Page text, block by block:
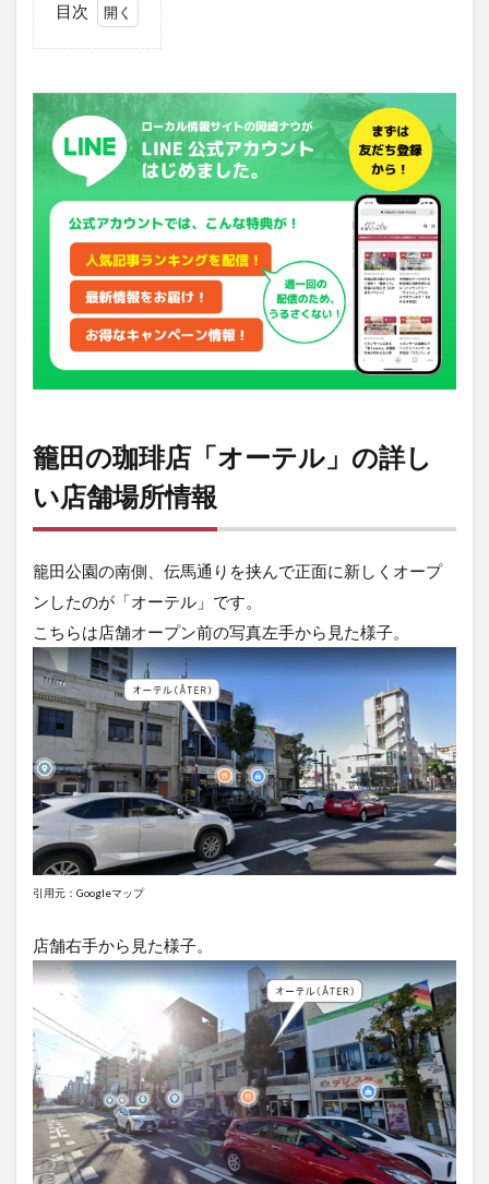
目次
琲店
「オ
ーテ
ル」
しい
店舗
場所
情報
立
つ
焙
煎
珈
葉
植
が
癒
し
の
店
籠田の珈琲店「オーテル」の詳し
い店舗場所情報
籠田公園の南側、伝馬通りを挟んで正面に新しくオープ
ンしたのが「オーテル」です。
こちらは店舗オープン前の写真左手から見た様子。
引用元：Googleマップ
店舗右手から見た様子。